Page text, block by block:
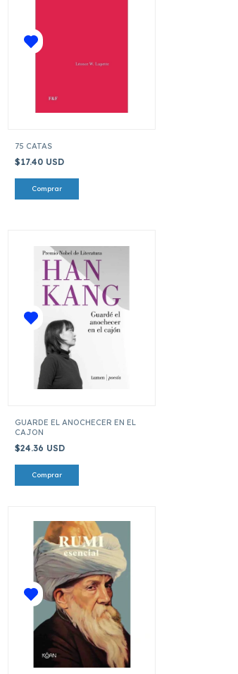
75 CATAS
$17.40 USD
GUARDE EL ANOCHECER EN EL
CAJON
$24.36 USD